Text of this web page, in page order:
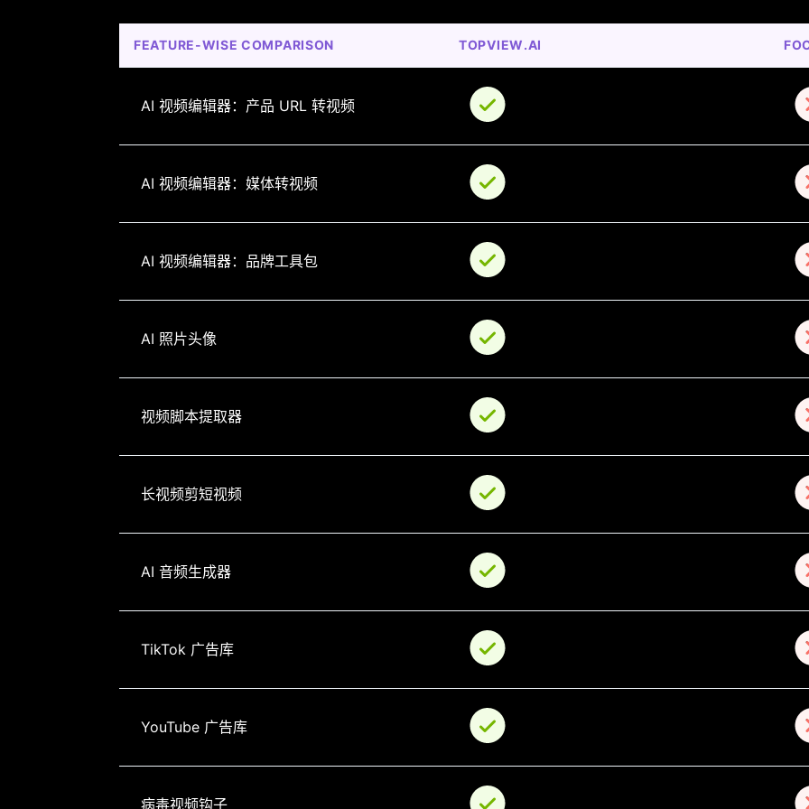
FEATURE-WISE COMPARISON TOPVIEW.AI
AI 视频编辑器：产品 URL 转视频
AI 视频编辑器：媒体转视频
AI 视频编辑器：品牌工具包
AI 照片头像
视频脚本提取器
长视频剪短视频
AI 音频生成器
TikTok 广告库
YouTube 广告库
病毒视频钩子